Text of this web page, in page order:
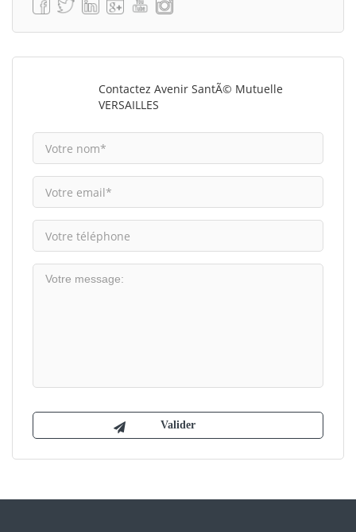
Contactez Avenir SantÃ© Mutuelle
VERSAILLES